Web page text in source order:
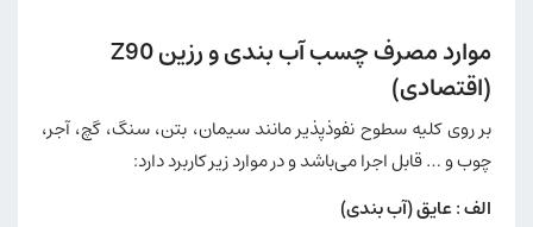
موارد مصرف چسب آب بندی و رزین Z90
(اقتصادی)
بر روی کلیه سطوح نفوذپذیر مانند سیمان، بتن، سنگ، گچ، آجر،
چوب و … قابل اجرا می‌باشد و در موارد زیر کاربرد دارد:
الف : عایق (آب بندی)